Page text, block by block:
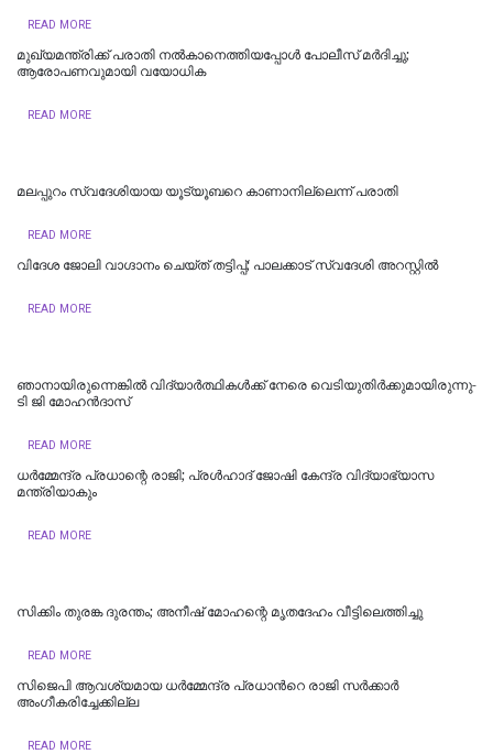
READ MORE
മുഖ്യമന്ത്രിക്ക് പരാതി നൽകാനെത്തിയപ്പോൾ പോലീസ് മർദിച്ചു;
ആരോപണവുമായി വയോധിക
READ MORE
മലപ്പുറം സ്വദേശിയായ യൂട്യൂബറെ കാണാനില്ലെന്ന് പരാതി
READ MORE
വിദേശ ജോലി വാഗ്ദാനം ചെയ്ത് തട്ടിപ്പ്; പാലക്കാട് സ്വദേശി അറസ്റ്റിൽ
READ MORE
ഞാനായിരുന്നെങ്കില്‍ വിദ്യാര്‍ത്ഥികള്‍ക്ക് നേരെ വെടിയുതിര്‍ക്കുമായിരുന്നു-
ടി ജി മോഹൻദാസ്
READ MORE
ധര്‍മ്മേന്ദ്ര പ്രധാന്റെ രാജി; പ്രള്‍ഹാദ് ജോഷി കേന്ദ്ര വിദ്യാഭ്യാസ
മന്ത്രിയാകും
READ MORE
സിക്കിം തുരങ്ക ​​​ദുരന്തം; അനീഷ്‌ മോഹന്റെ മൃതദേഹം വീട്ടിലെത്തിച്ചു
READ MORE
സിജെപി ആവശ്യമായ ധർമ്മേന്ദ്ര പ്രധാന്‍റെ രാജി സർക്കാർ
അംഗീകരിച്ചേക്കില്ല
READ MORE